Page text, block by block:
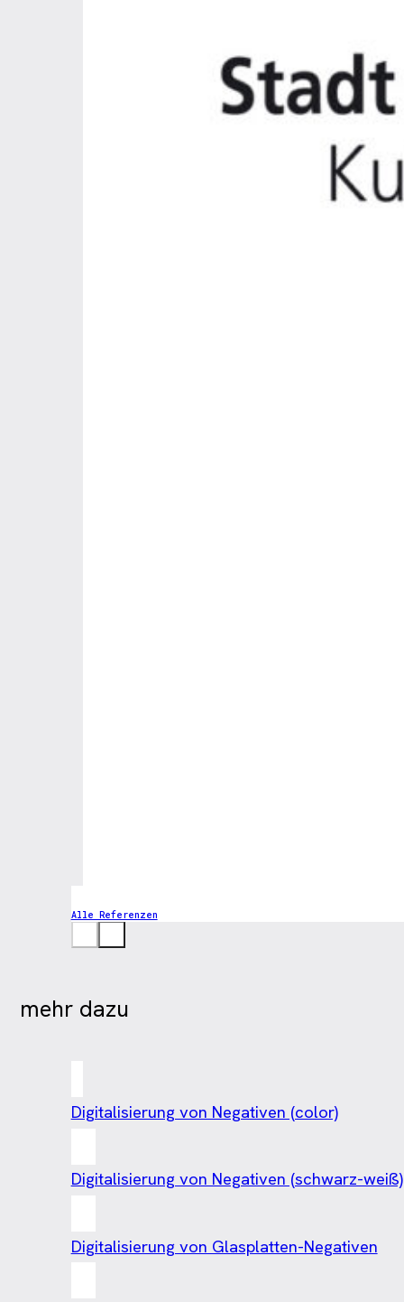
Alle Referenzen
mehr dazu
Digitalisierung von Negativen (color)
Digitalisierung von Negativen (schwarz-weiß)
Digitalisierung von Glasplatten-Negativen